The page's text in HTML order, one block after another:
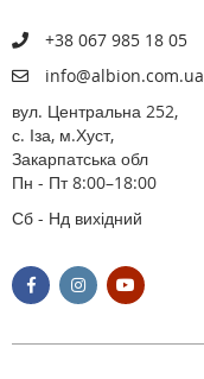
+38 067 985 18 05
info@albion.com.ua
вул. Центральна 252,
с. Іза, м.Хуст,
Закарпатська обл
Пн - Пт 8:00–18:00
Сб - Нд вихідний